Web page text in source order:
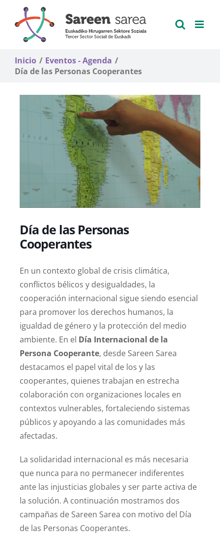
contenido
Inicio
Eventos - Agenda
Día de las Personas Cooperantes
Día de las Personas
Cooperantes
En un contexto global de crisis climática,
conflictos bélicos y desigualdades, la
cooperación internacional sigue siendo esencial
para promover los derechos humanos, la
igualdad de género y la protección del medio
ambiente. En el Día Internacional de la
Persona Cooperante, desde Sareen Sarea
destacamos el papel vital de los y las
cooperantes, quienes trabajan en estrecha
colaboración con organizaciones locales en
contextos vulnerables, fortaleciendo sistemas
públicos y apoyando a las comunidades más
afectadas.
La solidaridad internacional es más necesaria
que nunca para no permanecer indiferentes
ante las injusticias globales y ser parte activa de
la solución. A continuación mostramos dos
campañas de Sareen Sarea con motivo del Día
de las Personas Cooperantes.